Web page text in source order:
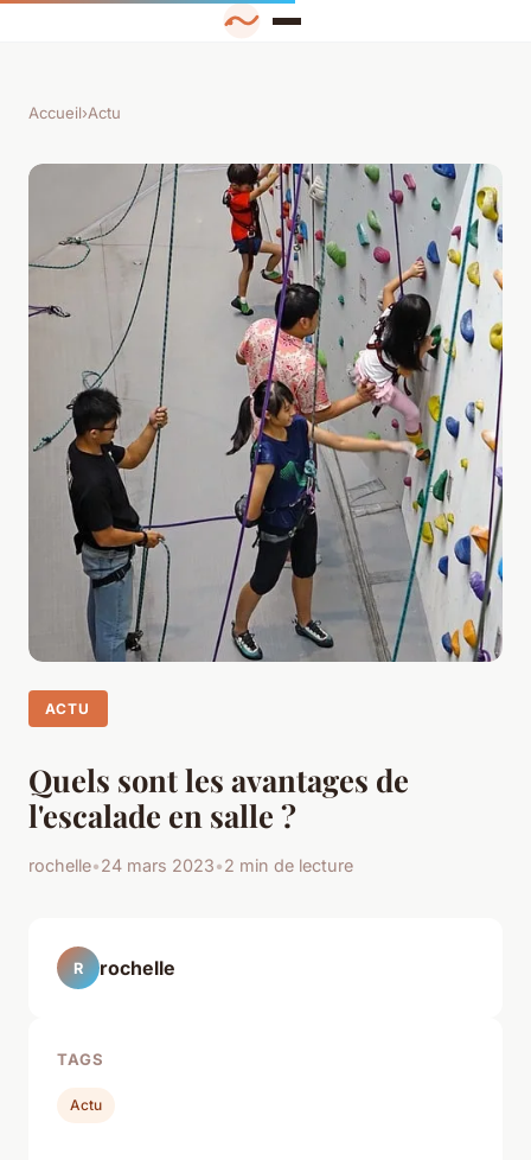
Accueil›Actu
ACTU
Quels sont les avantages de
l'escalade en salle ?
rochelle•24 mars 2023•2 min de lecture
R rochelle
TAGS
Actu